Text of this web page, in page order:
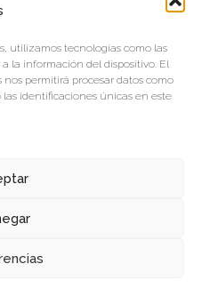
utilizamos tecnologías como las
la información del dispositivo. El
permitirá procesar datos como
identificaciones únicas en este